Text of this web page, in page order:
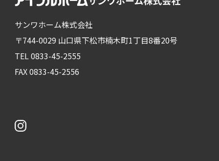
サンワホーム株式会社
〒744-0029 山口県下松市楠木町1丁目8番20号
TEL 0833-45-2555
FAX 0833-45-2556